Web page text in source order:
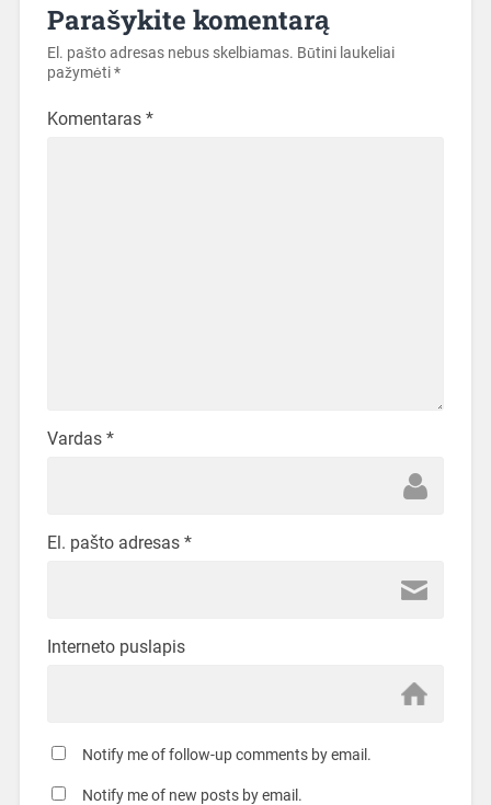
Parašykite komentarą
El. pašto adresas nebus skelbiamas. Būtini laukeliai
pažymėti*
Komentaras *
Vardas *
El. pašto adresas *
Interneto puslapis
Notify me of follow-up comments by email.
Notify me of new posts by email.